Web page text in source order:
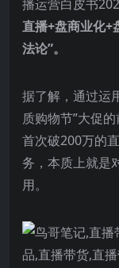
播运营白皮书
直播+盘商业化+
法论”。
据了解，通过运
质购物节”大促
首次破200万的
务，本质上就是
用。